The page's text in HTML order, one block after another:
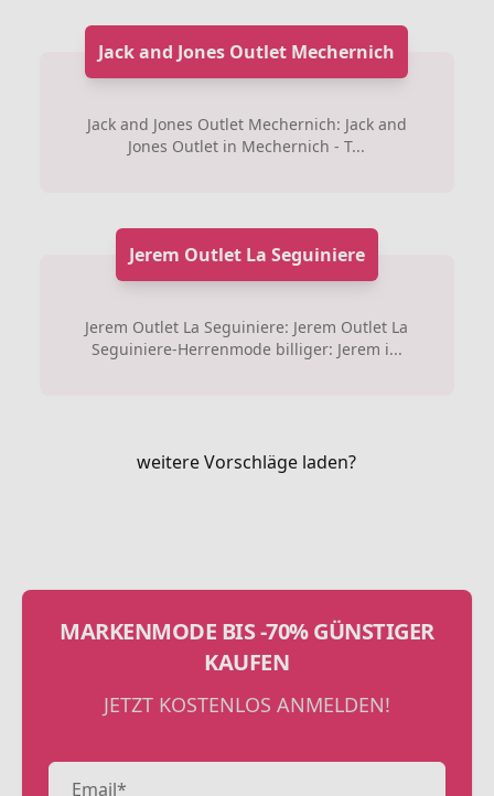
Jack and Jones Outlet Mechernich
Jack and Jones Outlet Mechernich: Jack and
Jones Outlet in Mechernich - T...
Jerem Outlet La Seguiniere
Jerem Outlet La Seguiniere: Jerem Outlet La
Seguiniere-Herrenmode billiger: Jerem i...
weitere Vorschläge laden?
MARKENMODE BIS -70% GÜNSTIGER
KAUFEN
JETZT KOSTENLOS ANMELDEN!